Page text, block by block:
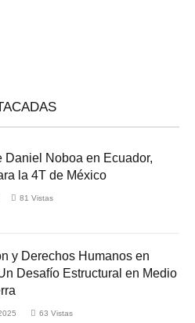
Daniel Noboa en Ecuador,
la 4T de México
81 Vistas
y Derechos Humanos en
Desafío Estructural en Medio
63 Vistas